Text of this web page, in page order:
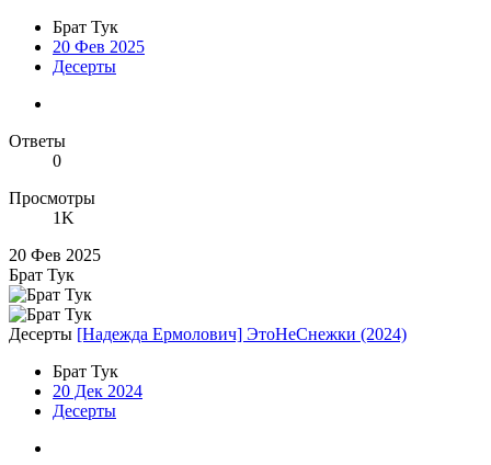
Брат Тук
20 Фев 2025
Десерты
Ответы
0
Просмотры
1K
20 Фев 2025
Брат Тук
Десерты [Надежда Ермолович] ЭтоНеСнежки (2024)
Брат Тук
20 Дек 2024
Десерты